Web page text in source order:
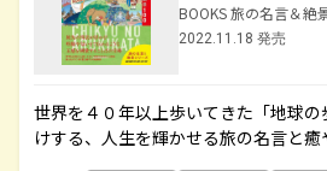
BOOKS 旅の名言＆絶
2022.11.18 発売
世界を４０年以上歩いてきた「地球
けする、人生を輝かせる旅の名言と癒